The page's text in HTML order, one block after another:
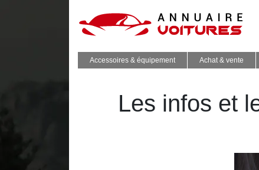
Accessoires & équipement Achat & vente
Les infos et